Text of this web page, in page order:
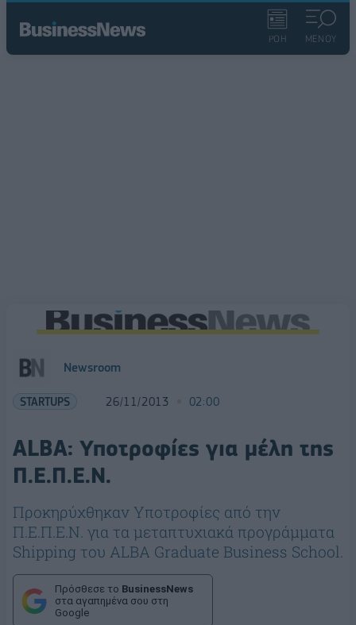
ΡΟΗ ΜΕΝΟΥ
Newsroom
STARTUPS 26/11/2013 02:00
ALBA: Υποτροφίες για μέλη της
Π.Ε.Π.Ε.Ν.
Προκηρύχθηκαν Υποτροφίες από την
Π.Ε.Π.Ε.Ν. για τα μεταπτυχιακά προγράμματα
Shipping του ALBA Graduate Business School.
Πρόσθεσε το BusinessNews
στα αγαπημένα σου στη
Google